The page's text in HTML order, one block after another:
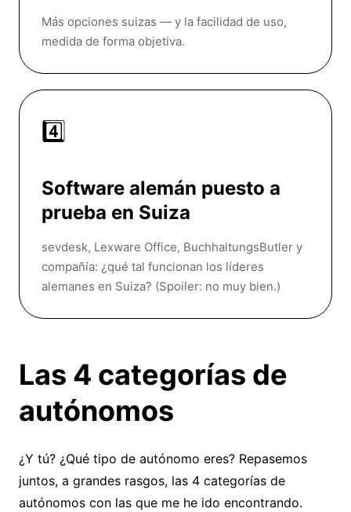
Más opciones suizas — y la facilidad de uso,
medida de forma objetiva.
4️⃣
Software alemán puesto a
prueba en Suiza
sevdesk, Lexware Office, BuchhaltungsButler y
compañía: ¿qué tal funcionan los líderes
alemanes en Suiza? (Spoiler: no muy bien.)
Las 4 categorías de
autónomos
¿Y tú? ¿Qué tipo de autónomo eres? Repasemos
juntos, a grandes rasgos, las 4 categorías de
autónomos con las que me he ido encontrando.